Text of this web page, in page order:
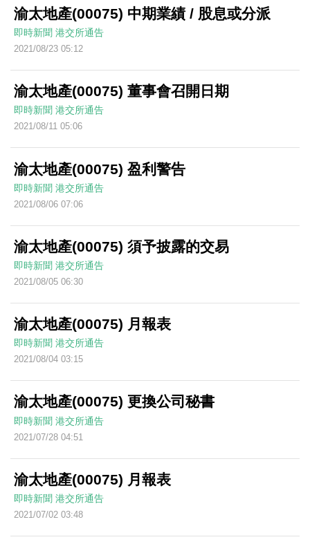
渝太地產(00075) 中期業績 / 股息或分派
即時新聞 港交所通告
2021/08/23 05:12
渝太地產(00075) 董事會召開日期
即時新聞 港交所通告
2021/08/11 05:06
渝太地產(00075) 盈利警告
即時新聞 港交所通告
2021/08/06 07:06
渝太地產(00075) 須予披露的交易
即時新聞 港交所通告
2021/08/05 06:30
渝太地產(00075) 月報表
即時新聞 港交所通告
2021/08/04 03:15
渝太地產(00075) 更換公司秘書
即時新聞 港交所通告
2021/07/28 04:51
渝太地產(00075) 月報表
即時新聞 港交所通告
2021/07/02 03:48